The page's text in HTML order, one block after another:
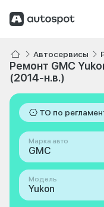
Автосервисы
Ремонт GMC
(2014-н.в.)
ТО по
Марка авто
GMC
Модель
Yukon